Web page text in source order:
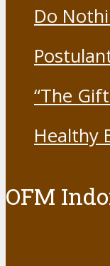
Do
“The
Healthy
OFM